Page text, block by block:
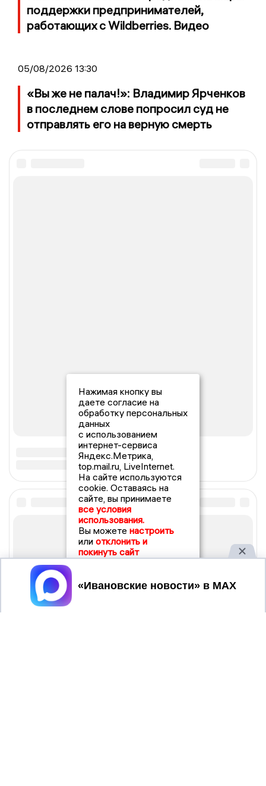
поддержки предпринимателей,
работающих с Wildberries. Видео
05/08/2026 13:30
«Вы же не палач!»: Владимир Ярченков
в последнем слове попросил суд не
отправлять его на верную смерть
Нажимая кнопку вы
даете согласие на
обработку персональных
данных
с использованием
интернет-сервиса
Яндекс.Метрика,
top.mail.ru, LiveInternet.
На сайте используются
cookie. Оставаясь на
сайте, вы принимаете
все условия
использования.
Вы можете настроить
или отклонить и
покинуть сайт
Принять